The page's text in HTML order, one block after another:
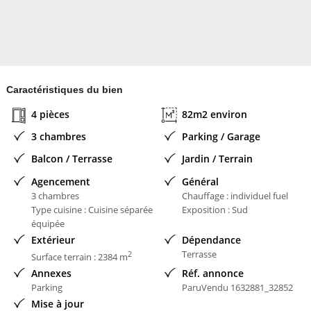
Caractéristiques du bien
4 pièces
82m2 environ
3 chambres
Parking / Garage
Balcon / Terrasse
Jardin / Terrain
Agencement
3 chambres
Type cuisine : Cuisine séparée
équipée
Général
Chauffage : individuel fuel
Exposition : Sud
Extérieur
Surface terrain : 2384 m2
Dépendance
Terrasse
Annexes
Parking
Réf. annonce
ParuVendu 1632881_32852
Mise à jour